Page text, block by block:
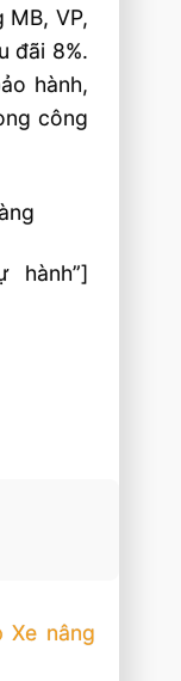
VP,
đãi 8%.
hành,
công
hành”]